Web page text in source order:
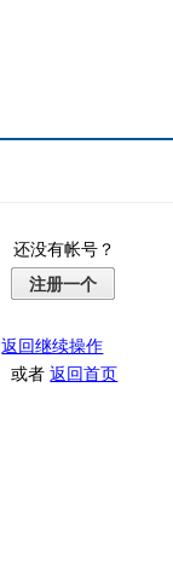
还没有帐号？
注册一个
返回继续操作
或者返回首页